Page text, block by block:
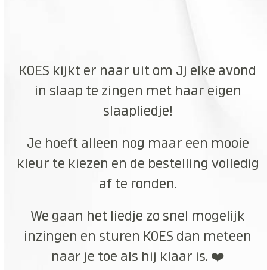
KOES kijkt er naar uit om Jj elke avond
in slaap te zingen met haar eigen
slaapliedje!
Je hoeft alleen nog maar een mooie
kleur te kiezen en de bestelling volledig
af te ronden.
We gaan het liedje zo snel mogelijk
inzingen en sturen KOES dan meteen
naar je toe als hij klaar is. ❤️